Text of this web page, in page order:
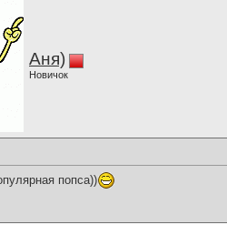
Аня)
Новичок
попса))